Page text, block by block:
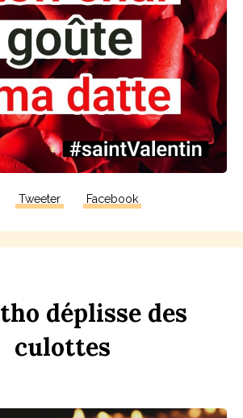
Tweeter Facebook
tho déplisse des
culottes